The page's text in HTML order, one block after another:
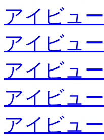
アイビュ
アイビュ
アイビュ
アイビュ
アイビュ